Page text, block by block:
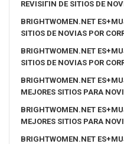
REVISIГІN DE SITIOS DE
BRIGHTWOMEN.NET
SITIOS DE NOVIAS POR
BRIGHTWOMEN.NET
SITIOS DE NOVIAS POR
BRIGHTWOMEN.NET
MEJORES SITIOS PARA
BRIGHTWOMEN.NET
MEJORES SITIOS PARA
BRIGHTWOMEN.NET